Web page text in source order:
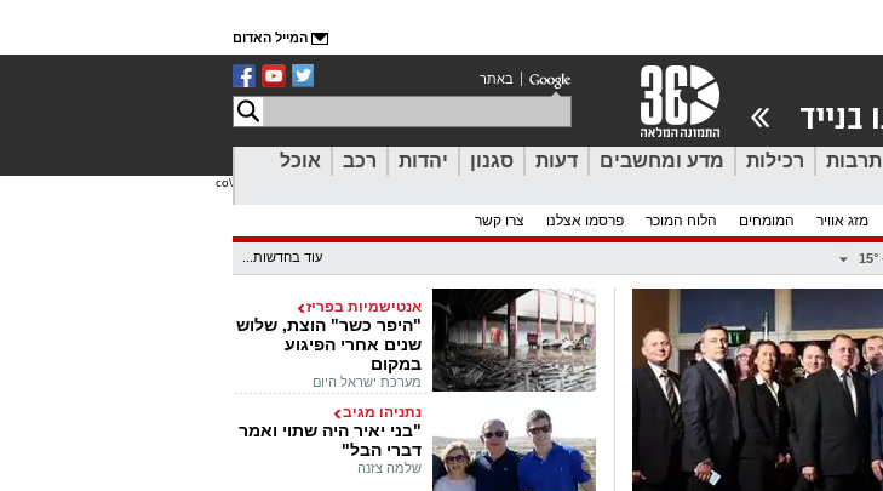
המייל האדום
באתר
תרבות רכילות מדע ומחשבים דעות סגנון יהדות רכב
אוכל
מזג אוויר המומחים הלוח המוכר פרסמו אצלנו צרו קשר
\co
עוד בחדשות...
אנטישמיות בפריז
"היפר כשר" הוצת, שלוש
שנים אחרי הפיגוע
במקום
מערכת ישראל היום
נתניהו מגיב
"בני יאיר היה שתוי ואמר
דברי הבל"
שלמה צזנה